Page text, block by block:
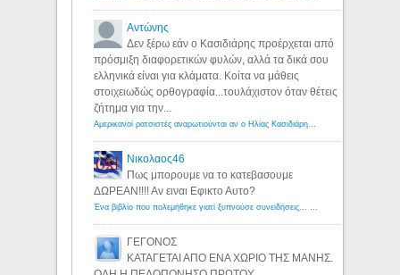
Αντώνης
Δεν ξέρω εάν ο Κασιδιάρης προέρχεται από
πρόσμιξη διαφορετικών φυλών, αλλά τα δικά σου
ελληνικά είναι για κλάματα. Κοίτα να μάθεις
στοιχειωδώς ορθογραφία...τουλάχιστον όταν θέτεις
ζήτημα για την...
Αμερικανοί ρατσιστές αναρωτιούνται αν ο Ηλίας Κασιδιάρης ανήκει στη λευκή φυλή... - Λόγιος Ερμής
Νικολαος46
Πως μπορουμε να το κατεβασουμε
ΔΩΡΕΑΝ!!!! Αν ειναι Εφικτο Αυτο?
Ένα βιβλίο που πολεμήθηκε γιατί ξυπνούσε συνειδήσεις... - Λόγιος Ερμής | Η γνώση ξεκινάει με την αναζήτηση...
ΓΕΓΟΝΟΣ
ΚΑΤΑΓΕΤΑΙ ΑΠΟ ΕΝΑ ΧΩΡΙΟ ΤΗΣ ΜΑΝΗΣ.